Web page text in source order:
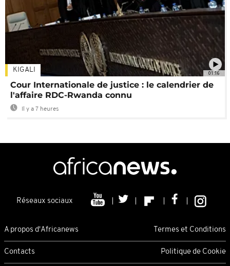
01:16
KIGALI
Cour Internationale de justice : le calendrier de
l'affaire RDC-Rwanda connu
Il y a 7 heures
Réseaux sociaux
A propos d'Africanews Termes et Conditions
Contacts Politique de Cookie